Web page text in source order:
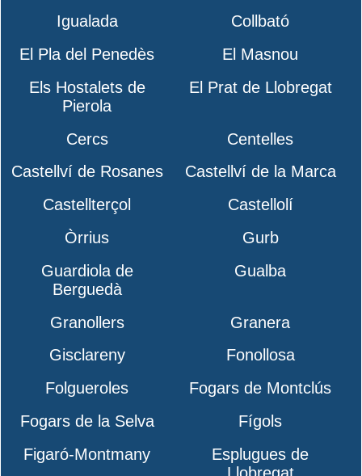
Igualada
Collbató
El Pla del Penedès
El Masnou
Els Hostalets de
Pierola
El Prat de Llobregat
Cercs
Centelles
Castellví de Rosanes
Castellví de la Marca
Castellterçol
Castellolí
Òrrius
Gurb
Guardiola de
Berguedà
Gualba
Granollers
Granera
Gisclareny
Fonollosa
Folgueroles
Fogars de Montclús
Fogars de la Selva
Fígols
Figaró-Montmany
Esplugues de